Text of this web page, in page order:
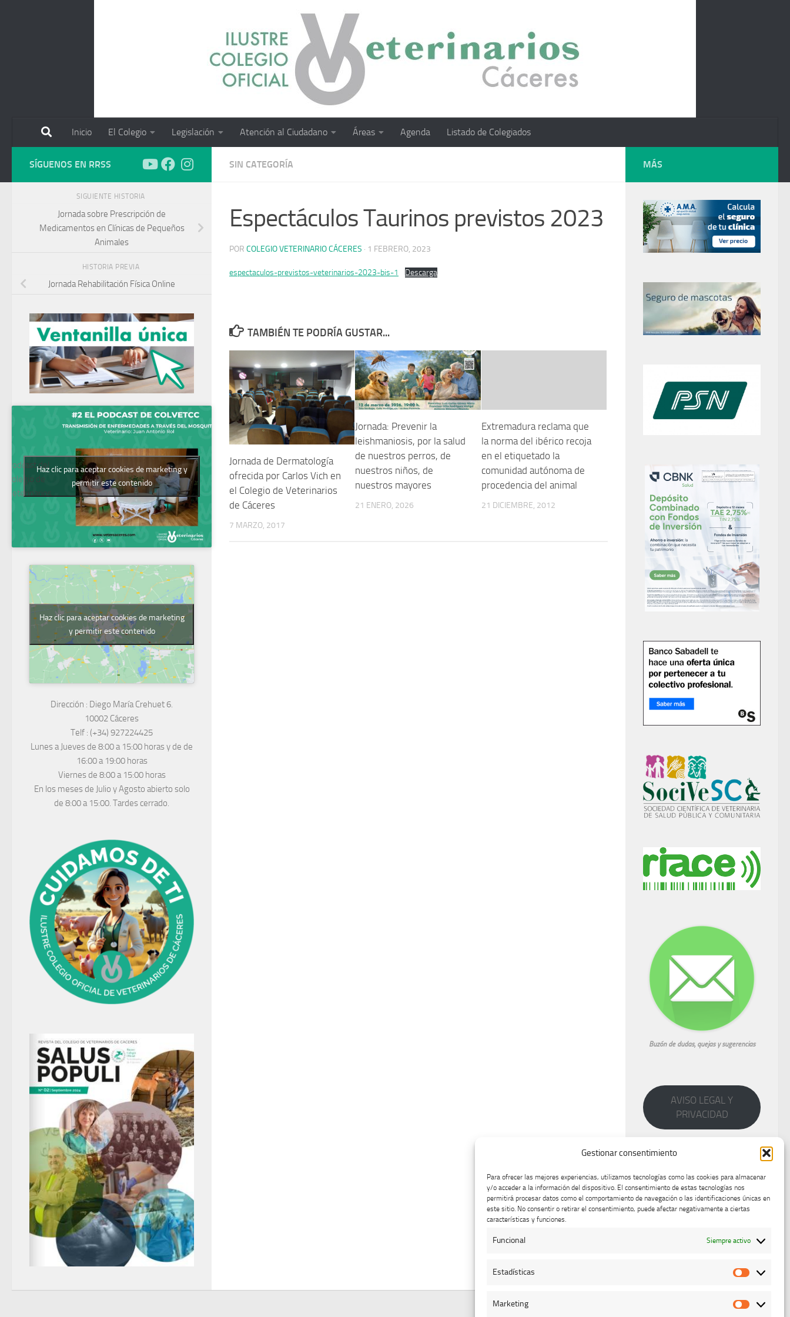
Gestionar consentimiento
Para ofrecer las mejores experiencias, utilizamos tecnologías como las cookies para almacenar
y/o acceder a la información del dispositivo. El consentimiento de estas tecnologías nos
permitirá procesar datos como el comportamiento de navegación o las identificaciones únicas en
este sitio. No consentir o retirar el consentimiento, puede afectar negativamente a ciertas
características y funciones.
Funcional Siempre activo
Estadísticas
Marketing
Marketing
Inicio El Colegio Legislación Atención al Ciudadano Áreas Agenda Listado de Colegiados
SIN CATEGORÍA
Espectáculos Taurinos previstos 2023
POR COLEGIO VETERINARIO CÁCERES · 1 FEBRERO, 2023
espectaculos-previstos-veterinarios-2023-bis-1 Descarga
TAMBIÉN TE PODRÍA GUSTAR...
Jornada de Dermatología
ofrecida por Carlos Vich en
el Colegio de Veterinarios
de Cáceres
7 MARZO, 2017
Jornada: Prevenir la
leishmaniosis, por la salud
de nuestros perros, de
nuestros niños, de
nuestros mayores
21 ENERO, 2026
Extremadura reclama que
la norma del ibérico recoja
en el etiquetado la
comunidad autónoma de
procedencia del animal
21 DICIEMBRE, 2012
SÍGUENOS EN RRSS
SIGUIENTE HISTORIA
Jornada sobre Prescripción de
Medicamentos en Clínicas de Pequeños
Animales
HISTORIA PREVIA
Jornada Rehabilitación Física Online
Podcast del
Colegio de
Veterinarios
Haz clic para aceptar cookies de marketing y
permitir este contenido
Haz clic para aceptar cookies de marketing
y permitir este contenido
Dirección : Diego María Crehuet 6.
10002 Cáceres
Telf : (+34) 927224425
Lunes a Jueves de 8:00 a 15:00 horas y de de
16:00 a 19:00 horas
Viernes de 8:00 a 15:00 horas
En los meses de Julio y Agosto abierto solo
de 8:00 a 15:00. Tardes cerrado.
MÁS
Buzón de dudas, quejas y sugerencias
AVISO LEGAL Y
PRIVACIDAD